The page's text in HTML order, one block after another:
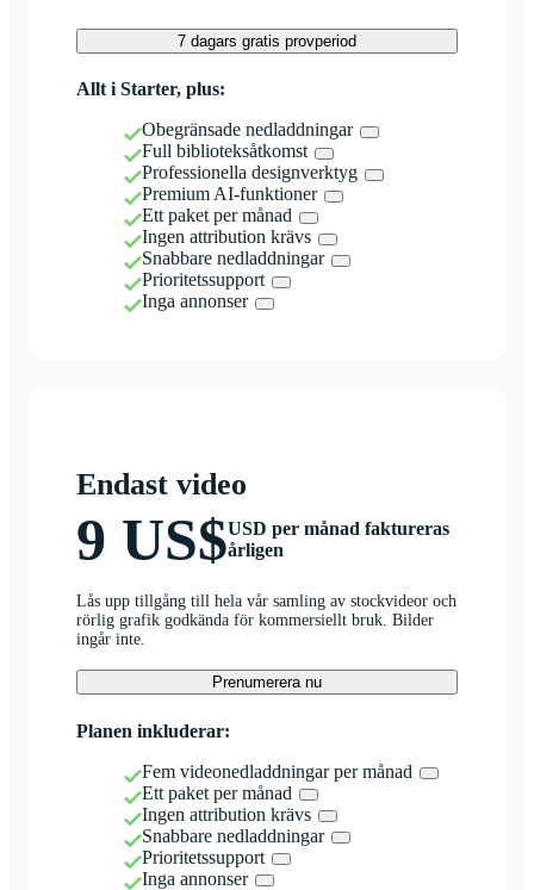
7 dagars gratis provperiod
Allt i Starter, plus:
Obegränsade nedladdningar
Full biblioteksåtkomst
Professionella designverktyg
Premium AI-funktioner
Ett paket per månad
Ingen attribution krävs
Snabbare nedladdningar
Prioritetssupport
Inga annonser
Endast video
9 US$USD per månad faktureras
årligen
Lås upp tillgång till hela vår samling av stockvideor och
rörlig grafik godkända för kommersiellt bruk. Bilder
ingår inte.
Prenumerera nu
Planen inkluderar:
Fem videonedladdningar per månad
Ett paket per månad
Ingen attribution krävs
Snabbare nedladdningar
Prioritetssupport
Inga annonser